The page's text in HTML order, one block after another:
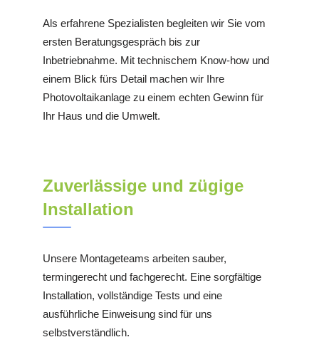
Als erfahrene Spezialisten begleiten wir Sie vom
ersten Beratungsgespräch bis zur
Inbetriebnahme. Mit technischem Know-how und
einem Blick fürs Detail machen wir Ihre
Photovoltaikanlage zu einem echten Gewinn für
Ihr Haus und die Umwelt.
Zuverlässige und zügige
Installation
Unsere Montageteams arbeiten sauber,
termingerecht und fachgerecht. Eine sorgfältige
Installation, vollständige Tests und eine
ausführliche Einweisung sind für uns
selbstverständlich.